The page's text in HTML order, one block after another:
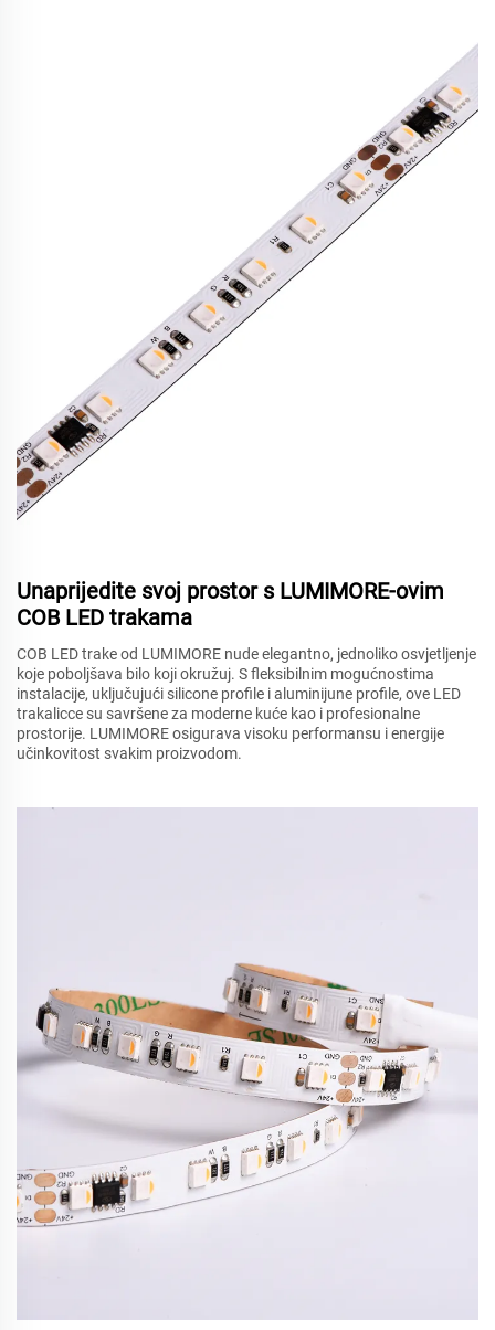
Unaprijedite svoj prostor s LUMIMORE-ovim
COB LED trakama
COB LED trake od LUMIMORE nude elegantno, jednoliko osvjetljenje
koje poboljšava bilo koji okružuj. S fleksibilnim mogućnostima
instalacije, uključujući silicone profile i aluminijune profile, ove LED
trakalicce su savršene za moderne kuće kao i profesionalne
prostorije. LUMIMORE osigurava visoku performansu i energije
učinkovitost svakim proizvodom.